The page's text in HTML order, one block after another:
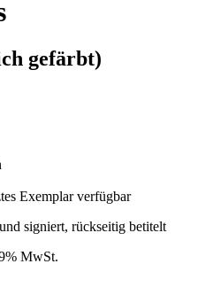
gefärbt)
Exemplar verfügbar
signiert, rückseitig betitelt
MwSt.